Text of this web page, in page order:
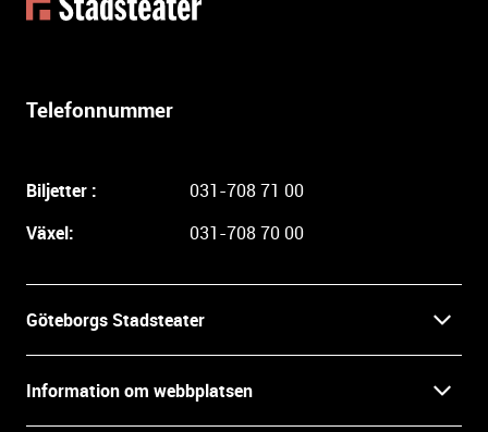
Telefonnummer
Biljetter :
031-708 71 00
Växel:
031-708 70 00
Göteborgs Stadsteater
Information om webbplatsen